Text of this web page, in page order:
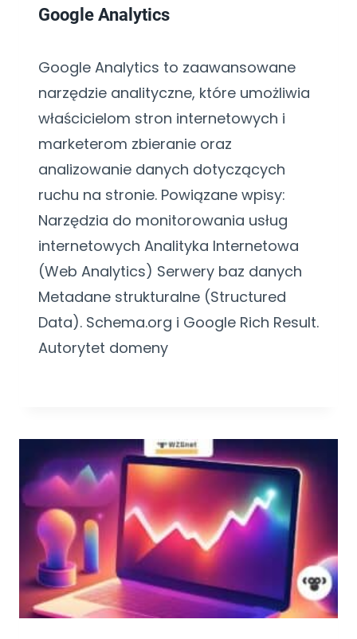
Google Analytics
Google Analytics to zaawansowane
narzędzie analityczne, które umożliwia
właścicielom stron internetowych i
marketerom zbieranie oraz
analizowanie danych dotyczących
ruchu na stronie. Powiązane wpisy:
Narzędzia do monitorowania usług
internetowych Analityka Internetowa
(Web Analytics) Serwery baz danych
Metadane strukturalne (Structured
Data). Schema.org i Google Rich Result.
Autorytet domeny